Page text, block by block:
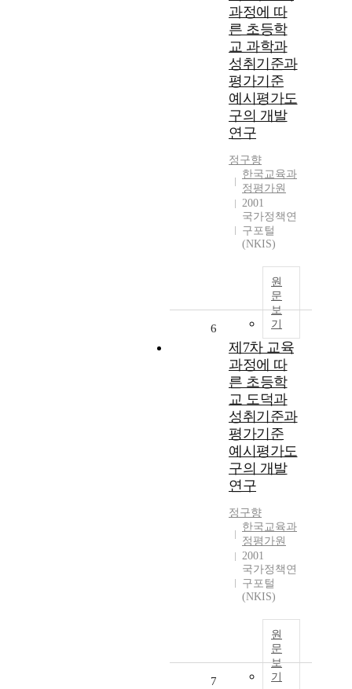
과정에 따
른 초등학
교 과학과
성취기준과
평가기준
예시평가도
구의 개발
연구
정구향
한국교육과
정평가원
2001
국가정책연
구포털
(NKIS)
원
문
보
기
6
제7차 교육
과정에 따
른 초등학
교 도덕과
성취기준과
평가기준
예시평가도
구의 개발
연구
정구향
한국교육과
정평가원
2001
국가정책연
구포털
(NKIS)
원
문
보
기
7